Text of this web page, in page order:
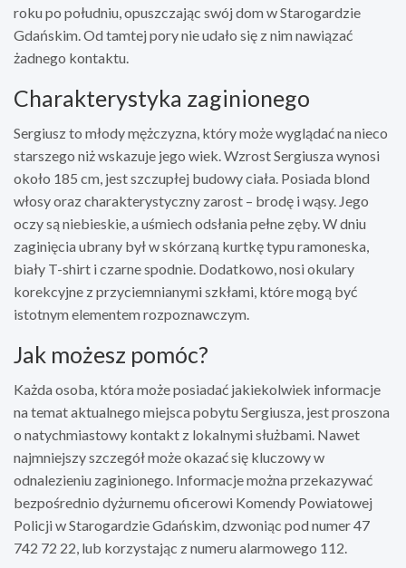
roku po południu, opuszczając swój dom w Starogardzie
Gdańskim. Od tamtej pory nie udało się z nim nawiązać
żadnego kontaktu.
Charakterystyka zaginionego
Sergiusz to młody mężczyzna, który może wyglądać na nieco
starszego niż wskazuje jego wiek. Wzrost Sergiusza wynosi
około 185 cm, jest szczupłej budowy ciała. Posiada blond
włosy oraz charakterystyczny zarost – brodę i wąsy. Jego
oczy są niebieskie, a uśmiech odsłania pełne zęby. W dniu
zaginięcia ubrany był w skórzaną kurtkę typu ramoneska,
biały T-shirt i czarne spodnie. Dodatkowo, nosi okulary
korekcyjne z przyciemnianymi szkłami, które mogą być
istotnym elementem rozpoznawczym.
Jak możesz pomóc?
Każda osoba, która może posiadać jakiekolwiek informacje
na temat aktualnego miejsca pobytu Sergiusza, jest proszona
o natychmiastowy kontakt z lokalnymi służbami. Nawet
najmniejszy szczegół może okazać się kluczowy w
odnalezieniu zaginionego. Informacje można przekazywać
bezpośrednio dyżurnemu oficerowi Komendy Powiatowej
Policji w Starogardzie Gdańskim, dzwoniąc pod numer 47
742 72 22, lub korzystając z numeru alarmowego 112.